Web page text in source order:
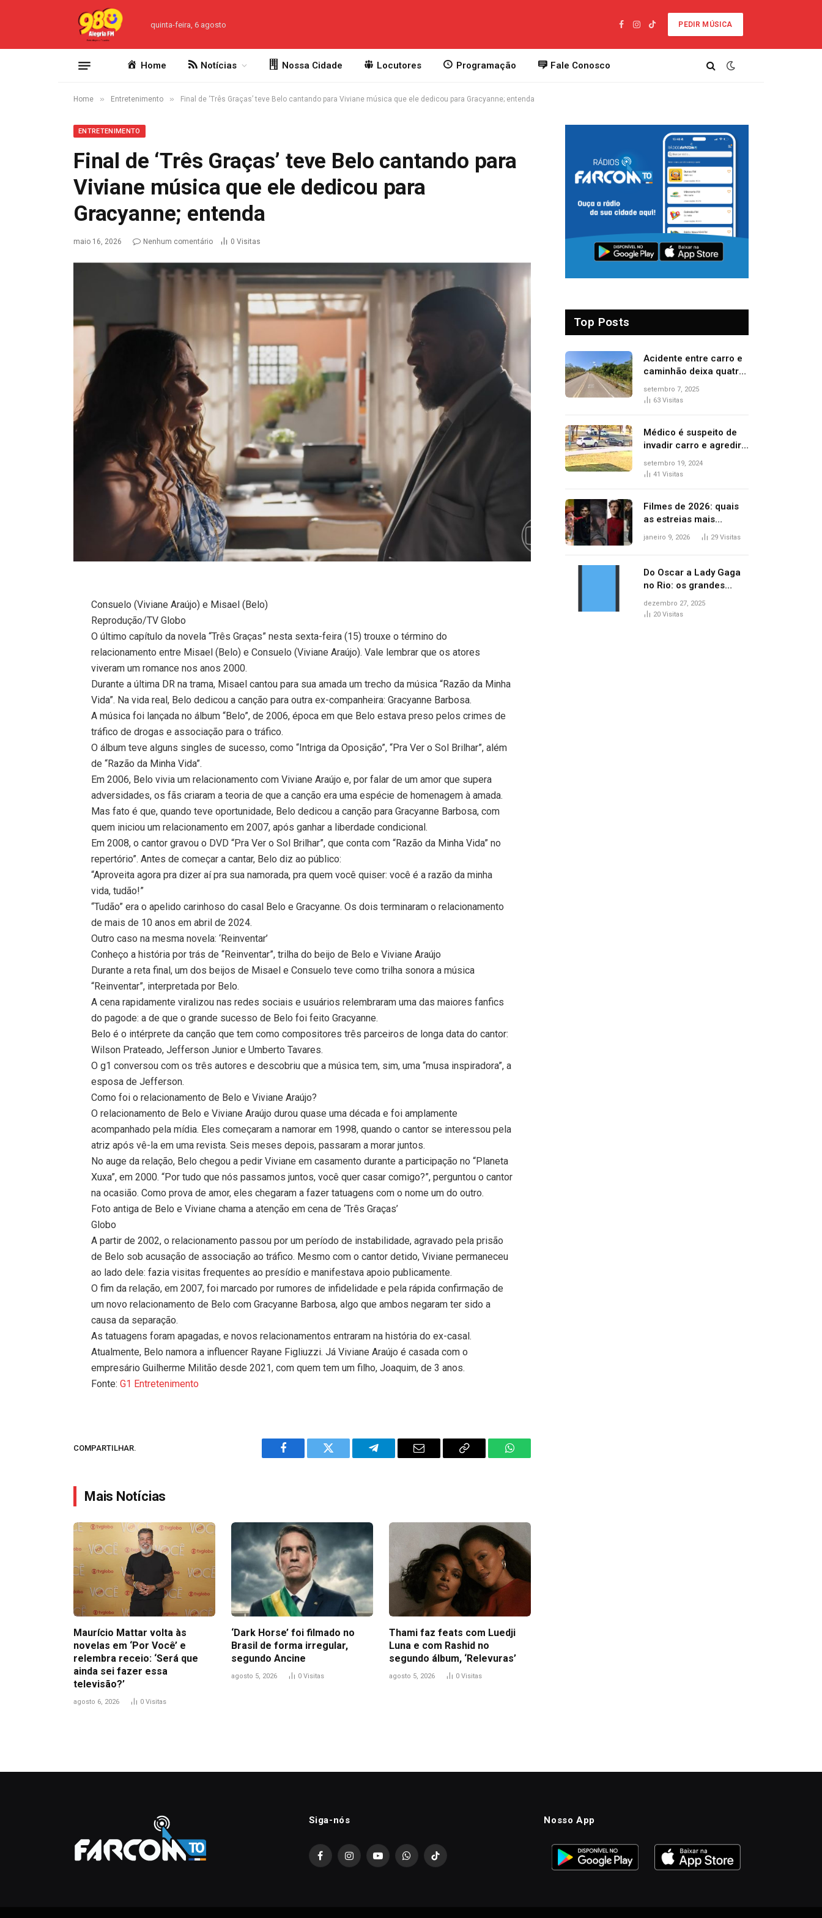
quinta-feira, 6 agosto
Facebook
Instagram
TikTok
PEDIR MÚSICA
Home Notícias Nossa Cidade Locutores Programação Fale Conosco
Home » Entretenimento » Final de ‘Três Graças’ teve Belo cantando para Viviane música que ele dedicou para Gracyanne; entenda
ENTRETENIMENTO
Final de ‘Três Graças’ teve Belo cantando para
Viviane música que ele dedicou para
Gracyanne; entenda
maio 16, 2026 Nenhum comentário 0 Visitas
Consuelo (Viviane Araújo) e Misael (Belo)
Reprodução/TV Globo
O último capítulo da novela “Três Graças” nesta sexta-feira (15) trouxe o término do
relacionamento entre Misael (Belo) e Consuelo (Viviane Araújo). Vale lembrar que os atores
viveram um romance nos anos 2000.
Durante a última DR na trama, Misael cantou para sua amada um trecho da música “Razão da Minha
Vida”. Na vida real, Belo dedicou a canção para outra ex-companheira: Gracyanne Barbosa.
A música foi lançada no álbum “Belo”, de 2006, época em que Belo estava preso pelos crimes de
tráfico de drogas e associação para o tráfico.
O álbum teve alguns singles de sucesso, como “Intriga da Oposição”, “Pra Ver o Sol Brilhar”, além
de “Razão da Minha Vida”.
Em 2006, Belo vivia um relacionamento com Viviane Araújo e, por falar de um amor que supera
adversidades, os fãs criaram a teoria de que a canção era uma espécie de homenagem à amada.
Mas fato é que, quando teve oportunidade, Belo dedicou a canção para Gracyanne Barbosa, com
quem iniciou um relacionamento em 2007, após ganhar a liberdade condicional.
Em 2008, o cantor gravou o DVD “Pra Ver o Sol Brilhar”, que conta com “Razão da Minha Vida” no
repertório”. Antes de começar a cantar, Belo diz ao público:
“Aproveita agora pra dizer aí pra sua namorada, pra quem você quiser: você é a razão da minha
vida, tudão!”
“Tudão” era o apelido carinhoso do casal Belo e Gracyanne. Os dois terminaram o relacionamento
de mais de 10 anos em abril de 2024.
Outro caso na mesma novela: ‘Reinventar’
Conheço a história por trás de “Reinventar”, trilha do beijo de Belo e Viviane Araújo
Durante a reta final, um dos beijos de Misael e Consuelo teve como trilha sonora a música
“Reinventar”, interpretada por Belo.
A cena rapidamente viralizou nas redes sociais e usuários relembraram uma das maiores fanfics
do pagode: a de que o grande sucesso de Belo foi feito Gracyanne.
Belo é o intérprete da canção que tem como compositores três parceiros de longa data do cantor:
Wilson Prateado, Jefferson Junior e Umberto Tavares.
O g1 conversou com os três autores e descobriu que a música tem, sim, uma “musa inspiradora”, a
esposa de Jefferson.
Como foi o relacionamento de Belo e Viviane Araújo?
O relacionamento de Belo e Viviane Araújo durou quase uma década e foi amplamente
acompanhado pela mídia. Eles começaram a namorar em 1998, quando o cantor se interessou pela
atriz após vê-la em uma revista. Seis meses depois, passaram a morar juntos.
No auge da relação, Belo chegou a pedir Viviane em casamento durante a participação no “Planeta
Xuxa”, em 2000. “Por tudo que nós passamos juntos, você quer casar comigo?”, perguntou o cantor
na ocasião. Como prova de amor, eles chegaram a fazer tatuagens com o nome um do outro.
Foto antiga de Belo e Viviane chama a atenção em cena de ‘Três Graças’
Globo
A partir de 2002, o relacionamento passou por um período de instabilidade, agravado pela prisão
de Belo sob acusação de associação ao tráfico. Mesmo com o cantor detido, Viviane permaneceu
ao lado dele: fazia visitas frequentes ao presídio e manifestava apoio publicamente.
O fim da relação, em 2007, foi marcado por rumores de infidelidade e pela rápida confirmação de
um novo relacionamento de Belo com Gracyanne Barbosa, algo que ambos negaram ter sido a
causa da separação.
As tatuagens foram apagadas, e novos relacionamentos entraram na história do ex-casal.
Atualmente, Belo namora a influencer Rayane Figliuzzi. Já Viviane Araújo é casada com o
empresário Guilherme Militão desde 2021, com quem tem um filho, Joaquim, de 3 anos.
Fonte:G1 Entretenimento
COMPARTILHAR.
Facebook Twitter Telegram Email
Copy
WhatsApp
Mais Notícias
Maurício Mattar volta às
novelas em ‘Por Você’ e
relembra receio: ‘Será que
ainda sei fazer essa
televisão?’
agosto 6, 2026 0 Visitas
‘Dark Horse’ foi filmado no
Brasil de forma irregular,
segundo Ancine
agosto 5, 2026 0 Visitas
Thami faz feats com Luedji
Luna e com Rashid no
segundo álbum, ‘Relevuras’
agosto 5, 2026 0 Visitas
Top Posts
Acidente entre carro e
caminhão deixa quatro
pessoas feridas e uma
mulher morta na TO-
setembro 7, 2025
63 Visitas
Médico é suspeito de
invadir carro e agredir
delegado aposentado
durante confusão no
setembro 19, 2024
41 Visitas
Filmes de 2026: quais
as estreias mais
aguardadas do ano?
janeiro 9, 2026 29 Visitas
Do Oscar a Lady Gaga
no Rio: os grandes
marcos da cultura em
2025
dezembro 27, 2025
20 Visitas
Siga-nós
FacebookInstagramYouTubeWhatsAppTikTok
Nosso App